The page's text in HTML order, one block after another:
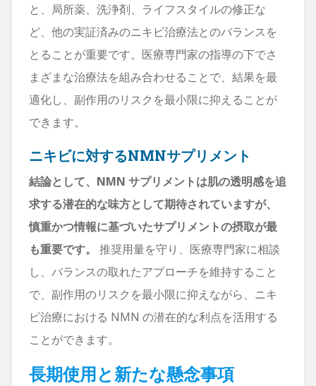
と、局所薬、洗浄剤、ライフスタイルの修正な
ど、他の実証済みのニキビ治療法とのバランスを
とることが重要です。医療専門家の指導の下でさ
まざまな治療法を組み合わせることで、結果を最
適化し、副作用のリスクを最小限に抑えることが
できます。
ニキビに対するNMNサプリメント
結論として、NMN サプリメントは肌の透明感を追
求する潜在的な味方として期待されていますが、
慎重かつ情報に基づいたサプリメントの摂取が最
も重要です。
推奨用量を守り、医療専門家に相談
し、バランスの取れたアプローチを維持すること
で、副作用のリスクを最小限に抑えながら、ニキ
ビ治療における NMN の潜在的な利点を活用する
ことができます。
長期使用と新たな懸念事項